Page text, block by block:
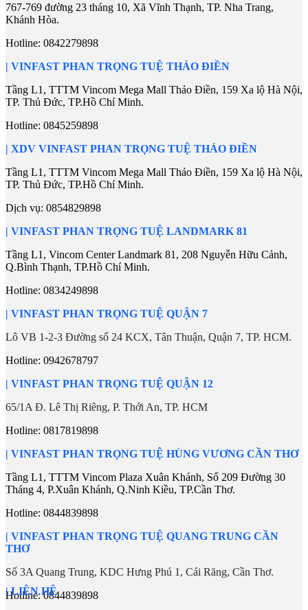
767-769 đường 23 tháng 10, Xã Vĩnh Thạnh, TP. Nha Trang,
Khánh Hòa.
Hotline: 0842279898
| VINFAST PHAN TRỌNG TUỆ THẢO ĐIỀN
Tầng L1, TTTM Vincom Mega Mall Thảo Điền, 159 Xa lộ Hà Nội,
TP. Thủ Đức, TP.Hồ Chí Minh.
Hotline: 0845259898
| XDV VINFAST PHAN TRỌNG TUỆ THẢO ĐIỀN
Tầng L1, TTTM Vincom Mega Mall Thảo Điền, 159 Xa lộ Hà Nội,
TP. Thủ Đức, TP.Hồ Chí Minh.
Dịch vụ: 0854829898
| VINFAST PHAN TRỌNG TUỆ LANDMARK 81
Tầng L1, Vincom Center Landmark 81, 208 Nguyễn Hữu Cảnh,
Q.Bình Thạnh, TP.Hồ Chí Minh.
Hotline: 0834249898
| VINFAST PHAN TRỌNG TUỆ QUẬN 7
Lô VB 1-2-3 Đường số 24 KCX, Tân Thuận, Quận 7, TP. HCM.
Hotline: 0942678797
| VINFAST PHAN TRỌNG TUỆ QUẬN 12
65/1A Đ. Lê Thị Riêng, P. Thới An, TP. HCM
Hotline: 0817819898
| VINFAST PHAN TRỌNG TUỆ HÙNG VƯƠNG CẦN THƠ
Tầng L1, TTTM Vincom Plaza Xuân Khánh, Số 209 Đường 30
Tháng 4, P.Xuân Khánh, Q.Ninh Kiều, TP.Cần Thơ.
Hotline: 0844839898
| VINFAST PHAN TRỌNG TUỆ QUANG TRUNG CẦN
THƠ
Số 3A Quang Trung, KDC Hưng Phú 1, Cái Răng, Cần Thơ.
Hotline:0844839898
| LIÊN HỆ